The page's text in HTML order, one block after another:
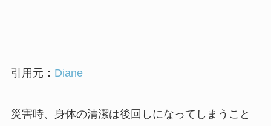
引用元： Diane
災害時、身体の清潔は後回しになってしまうこと